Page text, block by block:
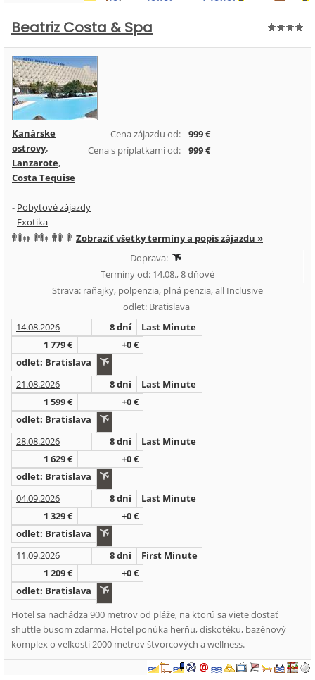
Beatriz Costa & Spa
Cena zájazdu od:
999 €
Cena s príplatkami od:
999 €
Kanárske
ostrovy,
Lanzarote,
Costa Tequise
- Pobytové zájazdy
- Exotika
Zobraziť všetky termíny a popis zájazdu »
Doprava:
Termíny od: 14.08., 8 dňové
Strava: raňajky, polpenzia, plná penzia, all Inclusive
odlet: Bratislava
14.08.2026
8 dní
Last Minute
1 779 €
+0 €
odlet: Bratislava
21.08.2026
8 dní
Last Minute
1 599 €
+0 €
odlet: Bratislava
28.08.2026
8 dní
Last Minute
1 629 €
+0 €
odlet: Bratislava
04.09.2026
8 dní
Last Minute
1 329 €
+0 €
odlet: Bratislava
11.09.2026
8 dní
First Minute
1 209 €
+0 €
odlet: Bratislava
Hotel sa nachádza 900 metrov od pláže, na ktorú sa viete dostať
shuttle busom zdarma. Hotel ponúka herňu, diskotéku, bazénový
komplex o veľkosti 2000 metrov štvorcových a wellness.